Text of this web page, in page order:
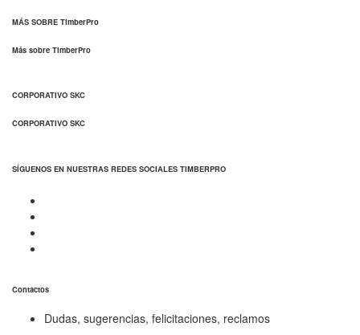
MÁS SOBRE TimberPro
Más sobre TimberPro
CORPORATIVO SKC
CORPORATIVO SKC
SÍGUENOS EN NUESTRAS REDES SOCIALES TIMBERPRO
Contactos
Dudas, sugerencias, felicitaciones, reclamos